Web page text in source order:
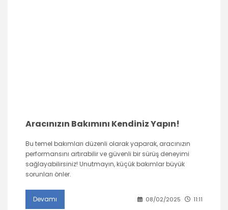
Aracınızın Bakımını Kendiniz Yapın!
Bu temel bakımları düzenli olarak yaparak, aracınızın
performansını artırabilir ve güvenli bir sürüş deneyimi
sağlayabilirsiniz! Unutmayın, küçük bakımlar büyük
sorunları önler.
Devamı 08/02/2025 11:11